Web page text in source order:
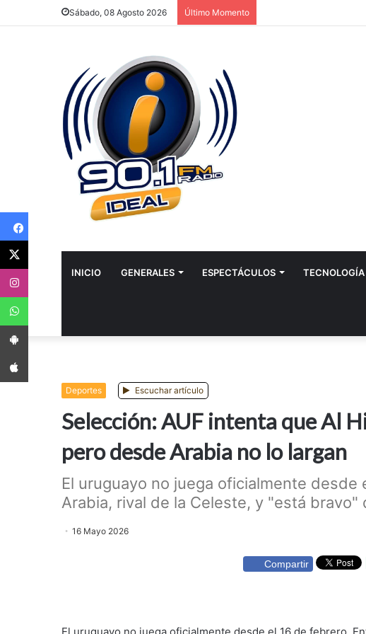
Sábado, 08 Agosto 2026 Último Momento
INICIO GENERALES ESPECTÁCULOS TECNOLOGÍ­A
Deportes Escuchar artículo
Selección: AUF intenta que Al
pero desde Arabia no lo largan
El uruguayo no juega oficialmente desde
Arabia, rival de la Celeste, y "está bravo"
16 Mayo 2026
Compartir